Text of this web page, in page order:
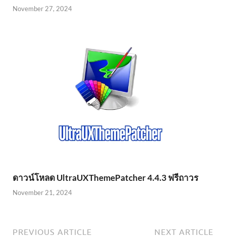
November 27, 2024
ดาวน์โหลด UltraUXThemePatcher 4.4.3 ฟรีถาวร
November 21, 2024
PREVIOUS ARTICLE NEXT ARTICLE